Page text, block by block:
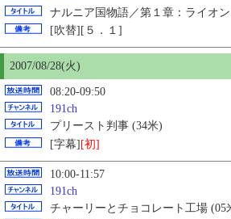
ナルニア国物語／第１章：ライオ
[吹替][５．１]
2007/08/28(火)
08:20-09:50
191ch
プリースト判事 (34米)
[字幕][初]
10:00-11:57
191ch
チャーリーとチョコレート工場 (05